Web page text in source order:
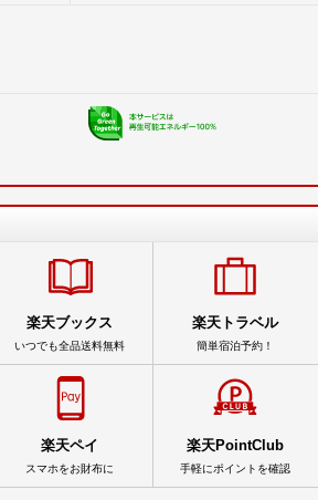
楽天ブックス
いつでも全品送料無料
楽天トラベル
簡単宿泊予約！
楽天ペイ
スマホをお財布に
楽天PointClub
手軽にポイントを確認